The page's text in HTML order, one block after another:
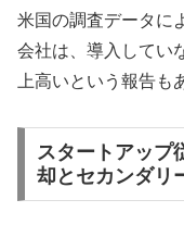
米国の調査データに
会社は、導入してい
上高いという報告も
スタートアップ
却とセカンダリ